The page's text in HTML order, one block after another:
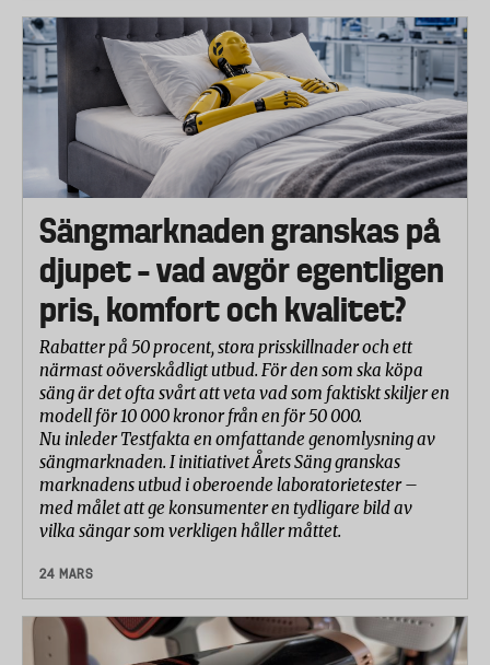
Sängmarknaden granskas på
djupet – vad avgör egentligen
pris, komfort och kvalitet?
Rabatter på 50 procent, stora prisskillnader och ett
närmast oöverskådligt utbud. För den som ska köpa
säng är det ofta svårt att veta vad som faktiskt skiljer en
modell för 10 000 kronor från en för 50 000.
Nu inleder Testfakta en omfattande genomlysning av
sängmarknaden. I initiativet Årets Säng granskas
marknadens utbud i oberoende laboratorietester –
med målet att ge konsumenter en tydligare bild av
vilka sängar som verkligen håller måttet.
24 MARS